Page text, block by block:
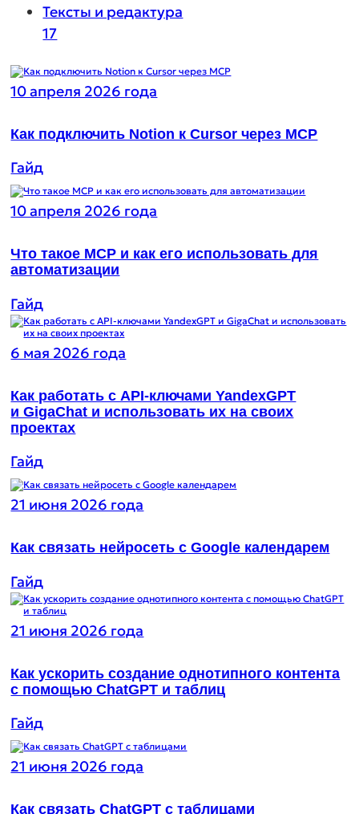
Тексты и редактура
17
10 апреля 2026 года
Как подключить Notion к Cursor через MCP
Гайд
10 апреля 2026 года
Что такое MCP и как его использовать для
автоматизации
Гайд
6 мая 2026 года
Как работать с API-ключами YandexGPT
и GigaChat и использовать их на своих
проектах
Гайд
21 июня 2026 года
Как связать нейросеть с Google календарем
Гайд
21 июня 2026 года
Как ускорить создание однотипного контента
с помощью ChatGPT и таблиц
Гайд
21 июня 2026 года
Как связать ChatGPT с таблицами